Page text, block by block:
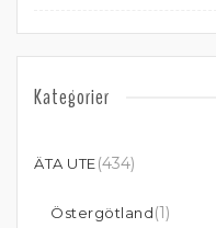
Kategorier
ÄTA UTE(434)
Östergötland(1)